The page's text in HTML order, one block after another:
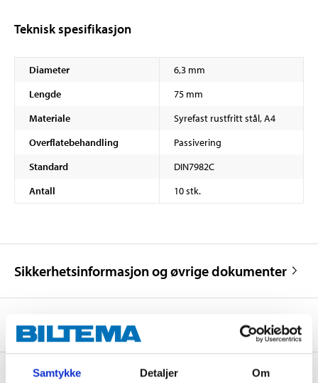
Samtykke Detaljer Om
Teknisk spesifikasjon
Diameter
6,3 mm
Lengde
75 mm
Materiale
Syrefast rustfritt stål, A4
Overflatebehandling
Passivering
Standard
DIN7982C
Antall
10 stk.
Sikkerhetsinformasjon og øvrige dokumenter
Om produsenten